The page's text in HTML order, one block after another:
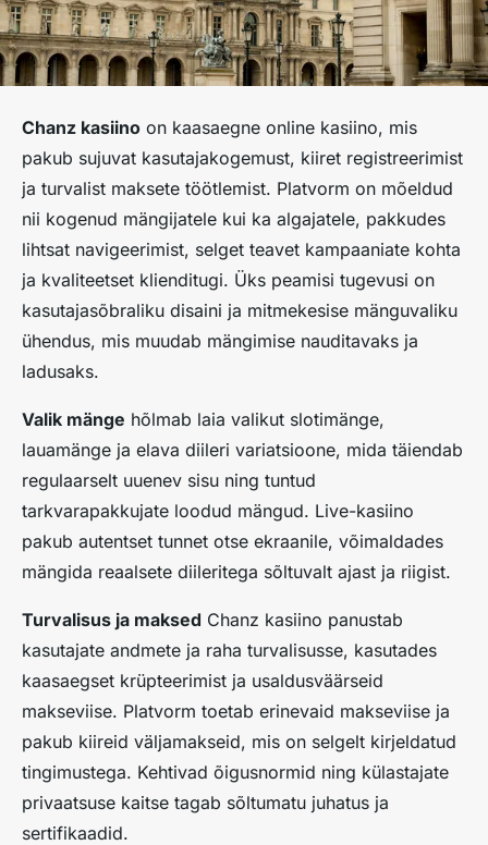
Chanz kasiino on kaasaegne online kasiino, mis
pakub sujuvat kasutajakogemust, kiiret registreerimist
ja turvalist maksete töötlemist. Platvorm on mõeldud
nii kogenud mängijatele kui ka algajatele, pakkudes
lihtsat navigeerimist, selget teavet kampaaniate kohta
ja kvaliteetset klienditugi. Üks peamisi tugevusi on
kasutajasõbraliku disaini ja mitmekesise mänguvaliku
ühendus, mis muudab mängimise nauditavaks ja
ladusaks.
Valik mänge hõlmab laia valikut slotimänge,
lauamänge ja elava diileri variatsioone, mida täiendab
regulaarselt uuenev sisu ning tuntud
tarkvarapakkujate loodud mängud. Live-kasiino
pakub autentset tunnet otse ekraanile, võimaldades
mängida reaalsete diileritega sõltuvalt ajast ja riigist.
Turvalisus ja maksed Chanz kasiino panustab
kasutajate andmete ja raha turvalisusse, kasutades
kaasaegset krüpteerimist ja usaldusväärseid
makseviise. Platvorm toetab erinevaid makseviise ja
pakub kiireid väljamakseid, mis on selgelt kirjeldatud
tingimustega. Kehtivad õigusnormid ning külastajate
privaatsuse kaitse tagab sõltumatu juhatus ja
sertifikaadid.